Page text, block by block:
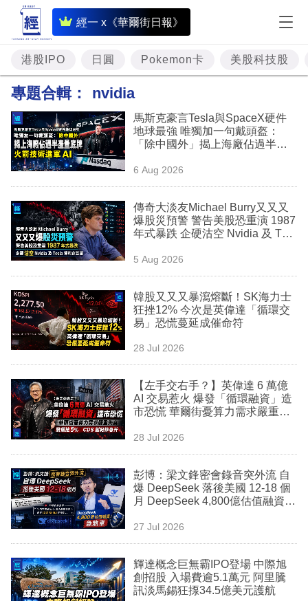
經一 x《華爾街日報》
即
時
財
經
題
投
資
樓
市
理
商
業
科
技
職
場
生
時
事
欄
訂
港股IPO 日圓 Pokemon卡 美股科技股
專題合輯： nvidia
馬斯克豪言Tesla與SpaceX硬件
地球最強 唯獨加一句戴頭盔：
「除中國外」揭上海廠佔過半產
6 Aug 2026
傳奇大淡友Michael Burry又又又
爆股災預警 警告美股恐重演 1987
年式暴跌 企硬沽空 Nvidia 及 Tesl
5 Aug 2026
韓股又又又暴瀉熔斷！SK海力士
狂挫12% 今次是英偉達「循環交
易」恐慌蔓延成催命符
28 Jul 2026
【左手交右手？】英偉達 6 萬億
AI 交易惹火 爆發「循環融資」造
市恐慌 華爾街憂算力需求嚴重失
28 Jul 2026
彭博：梁文鋒密會錄音突外流 自
爆 DeepSeek 落後美國 12-18 個
月 DeepSeek 4,800億估值融資急
27 Jul 2026
輝達概念巨無霸IPO登場 中際旭
創招股 入場費逾5.1萬元 阿里騰
訊淡馬錫狂揼34.5億美元護航